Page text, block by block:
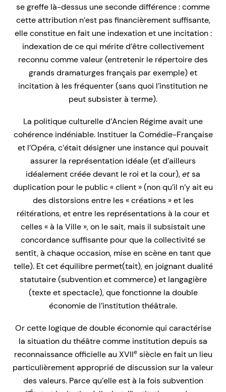
se greffe là-dessus une seconde différence : comme
cette attribution n’est pas financièrement suffisante,
elle constitue en fait une indexation et une incitation :
indexation de ce qui mérite d’être collectivement
reconnu comme valeur (entretenir le répertoire des
grands dramaturges français par exemple) et
incitation à les fréquenter (sans quoi l’institution ne
peut subsister à terme).
La politique culturelle d’Ancien Régime avait une
cohérence indéniable. Instituer la Comédie-Française
et l’Opéra, c’était désigner une instance qui pouvait
assurer la représentation idéale (et d’ailleurs
idéalement créée devant le roi et la cour),etsa
duplication pour le public « client » (non qu’il n’y ait eu
des distorsions entre les « créations » et les
réitérations, et entre les représentations à la cour et
celles « à la Ville », on le sait, mais il subsistait une
concordance suffisante pour que la collectivité se
sentît, à chaque occasion, mise en scène en tant que
telle). Et cet équilibre permet(tait), en joignant dualité
statutaire (subvention et commerce) et langagière
(texte et spectacle), que fonctionne la double
économie de l’institution théâtrale.
Or cette logique de double économie qui caractérise
la situation du théâtre comme institution depuis sa
reconnaissance officielle au XVIIesiècle en fait un lieu
particulièrement approprié de discussion sur la valeur
des valeurs. Parce qu’elle est à la fois subvention